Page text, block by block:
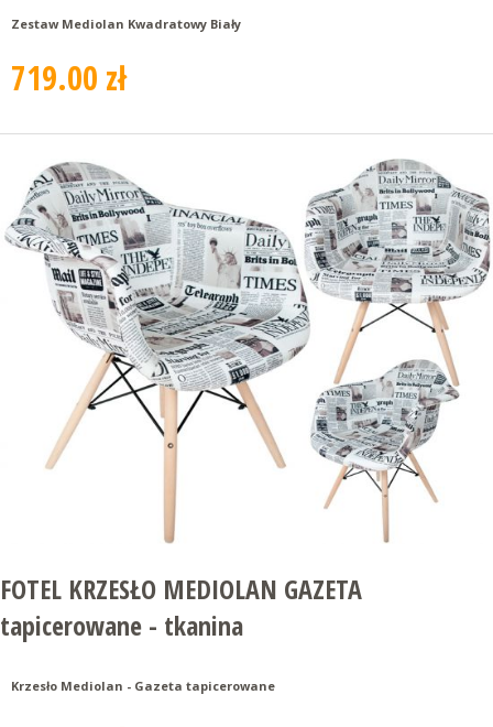
Zestaw Mediolan Kwadratowy Biały
719.00 zł
FOTEL KRZESŁO MEDIOLAN GAZETA
tapicerowane - tkanina
Krzesło Mediolan - Gazeta tapicerowane